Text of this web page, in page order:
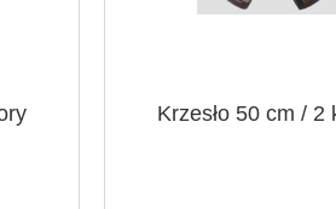
Krzesło 50 cm / 2